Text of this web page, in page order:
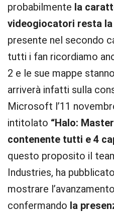
probabilmente la
videogiocatori resta
presente nel secondo
tutti i fan ricordiamo
2 e le sue mappe
arriverà infatti sulla
Microsoft l’11
intitolato “Halo:
contenente tutti e 4
questo proposito il
Industries, ha
mostrare
confermando la